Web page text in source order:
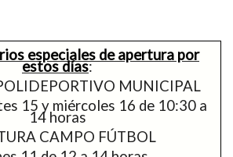
especiales de apertura por
estos días:
MUNICIPAL
15 y miércoles 16 de 10:30 a
14 horas
CAMPO FÚTBOL